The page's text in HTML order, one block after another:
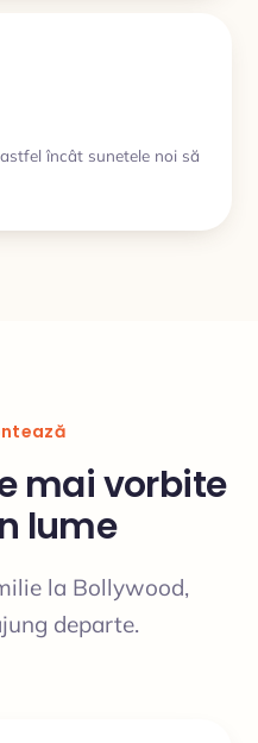
încât sunetele noi să
mai vorbite
lume
la Bollywood,
departe.